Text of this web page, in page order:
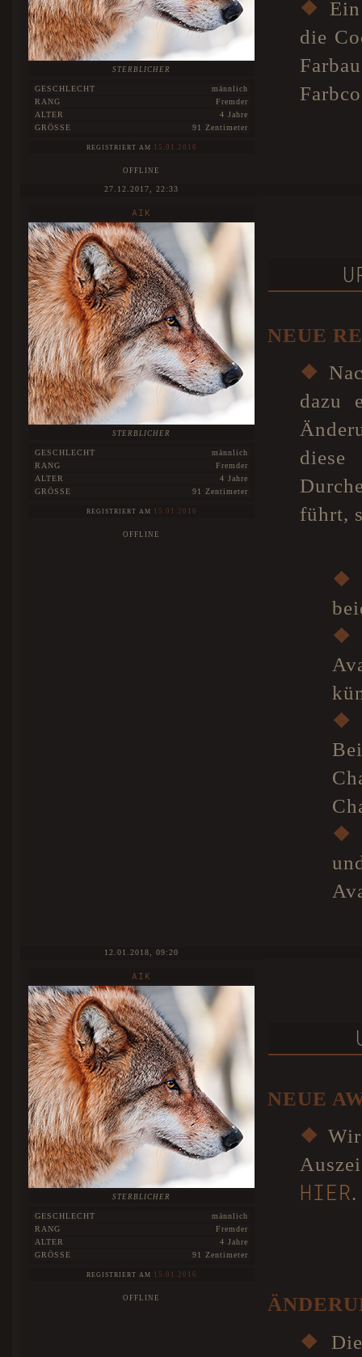
STERBLICHER
GESCHLECHT
männlich
RANG
Fremder
ALTER
4 Jahre
GRÖSSE
91 Zentimeter
REGISTRIERT AM 15.01.2016
OFFLINE
❖
die
27.12.2017, 22:33
AIK
STERBLICHER
GESCHLECHT
männlich
RANG
Fremder
ALTER
4 Jahre
GRÖSSE
91 Zentimeter
REGISTRIERT AM 15.01.2016
OFFLINE
NEUE
❖
dazu
führt,
❖
❖
❖
❖
12.01.2018, 09:20
AIK
STERBLICHER
GESCHLECHT
männlich
RANG
Fremder
ALTER
4 Jahre
GRÖSSE
91 Zentimeter
REGISTRIERT AM 15.01.2016
OFFLINE
NEUE
❖
HIER.
❖